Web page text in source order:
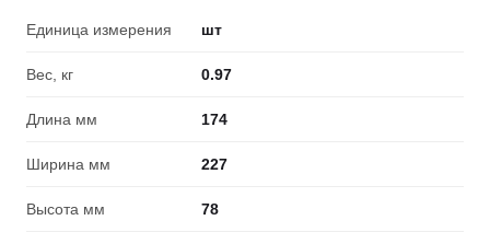
Единица измерения шт
Вес, кг 0.97
Длина мм 174
Ширина мм 227
Высота мм 78